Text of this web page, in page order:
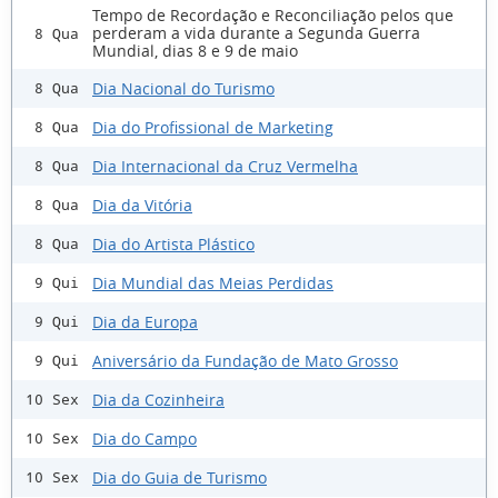
8 Qua
Tempo de Recordação e Reconciliação pelos que
perderam a vida durante a Segunda Guerra
Mundial, dias 8 e 9 de maio
8 Qua Dia Nacional do Turismo
8 Qua Dia do Profissional de Marketing
8 Qua Dia Internacional da Cruz Vermelha
8 Qua Dia da Vitória
8 Qua Dia do Artista Plástico
9 Qui Dia Mundial das Meias Perdidas
9 Qui Dia da Europa
9 Qui Aniversário da Fundação de Mato Grosso
10 Sex Dia da Cozinheira
10 Sex Dia do Campo
10 Sex Dia do Guia de Turismo